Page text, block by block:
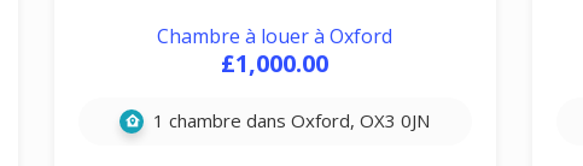
Chambre à louer à Oxford
£1,000.00
1 chambre dans Oxford, OX3 0JN